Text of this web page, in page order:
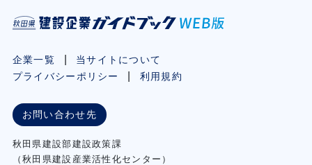
企業一覧
当サイトについて
プライバシーポリシー
利用規約
お問い合わせ先
秋⽥県建設部建設政策課
（秋⽥県建設産業活性化センター）